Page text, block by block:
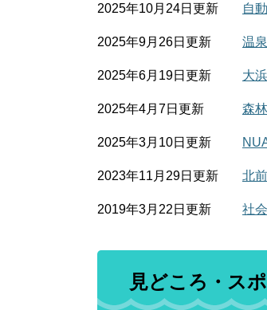
2025年10月24日更新 自
2025年9月26日更新 温
2025年6月19日更新 大
2025年4月7日更新 森
2025年3月10日更新
2023年11月29日更新 北
2019年3月22日更新 社
見どころ・ス